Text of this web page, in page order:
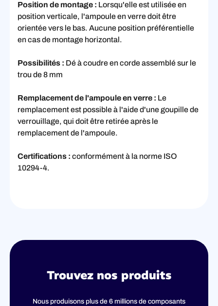
Position de montage : Lorsqu'elle est utilisée en
position verticale, l'ampoule en verre doit être
orientée vers le bas. Aucune position préférentielle
en cas de montage horizontal.
Possibilités : Dé à coudre en corde assemblé sur le
trou de 8 mm
Remplacement de l'ampoule en verre : Le
remplacement est possible à l'aide d'une goupille de
verrouillage, qui doit être retirée après le
remplacement de l'ampoule.
Certifications : conformément à la norme ISO
10294-4.
Trouvez nos produits
Nous produisons plus de 6 millions de composants